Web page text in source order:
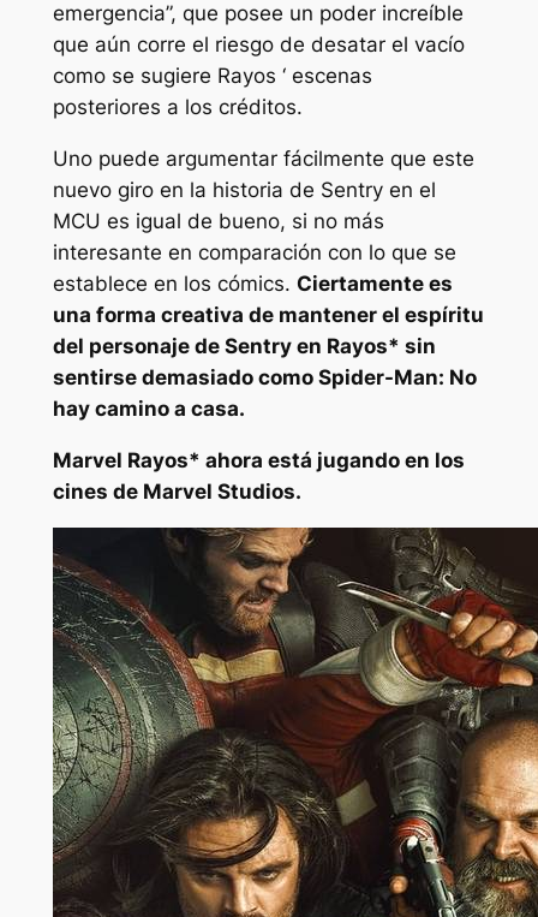
emergencia”, que posee un poder increíble
que aún corre el riesgo de desatar el vacío
como se sugiere Rayos ‘escenas
posteriores a los créditos.
Uno puede argumentar fácilmente que este
nuevo giro en la historia de Sentry en el
MCU es igual de bueno, si no más
interesante en comparación con lo que se
establece en los cómics. Ciertamente es
una forma creativa de mantener el espíritu
del personaje de Sentry en Rayos* sin
sentirse demasiado como Spider-Man: No
hay camino a casa.
Marvel Rayos* ahora está jugando en los
cines de Marvel Studios.